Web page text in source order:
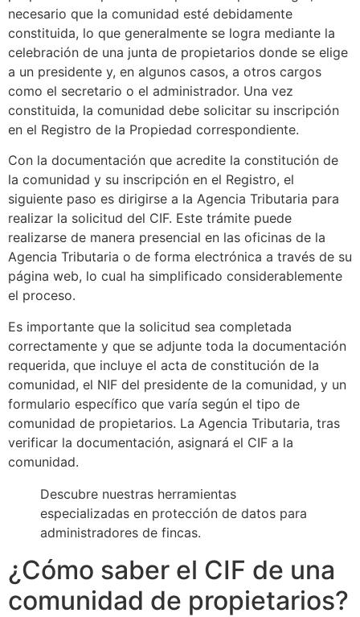
necesario que la comunidad esté debidamente
constituida, lo que generalmente se logra mediante la
celebración de una junta de propietarios donde se elige
a un presidente y, en algunos casos, a otros cargos
como el secretario o el administrador. Una vez
constituida, la comunidad debe solicitar su inscripción
en el Registro de la Propiedad correspondiente.
Con la documentación que acredite la constitución de
la comunidad y su inscripción en el Registro, el
siguiente paso es dirigirse a la Agencia Tributaria para
realizar la solicitud del CIF. Este trámite puede
realizarse de manera presencial en las oficinas de la
Agencia Tributaria o de forma electrónica a través de su
página web, lo cual ha simplificado considerablemente
el proceso.
Es importante que la solicitud sea completada
correctamente y que se adjunte toda la documentación
requerida, que incluye el acta de constitución de la
comunidad, el NIF del presidente de la comunidad, y un
formulario específico que varía según el tipo de
comunidad de propietarios. La Agencia Tributaria, tras
verificar la documentación, asignará el CIF a la
comunidad.
Descubre nuestras herramientas
especializadas en protección de datos para
administradores de fincas.
¿Cómo saber el CIF de una
comunidad de propietarios?